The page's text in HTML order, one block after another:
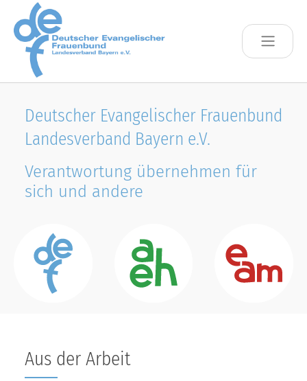
Skip to main content
Deutscher Evangelischer Frauenbund
Landesverband Bayern e.V.
Verantwortung übernehmen für
sich und andere
Aus der Arbeit